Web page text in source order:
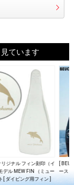
ています
リジナル フィン刻印（イ
デル MEW FIN （ミュー
[ ダイビング用フィン ]
[
ース